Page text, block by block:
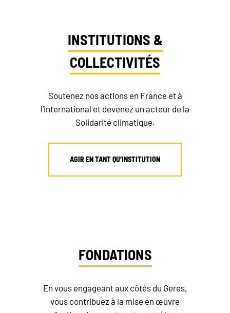
INSTITUTIONS &
COLLECTIVITÉS
Soutenez nos actions en France et à
l’international et devenez un acteur de la
Solidarité climatique.
AGIR EN TANT QU’INSTITUTION
FONDATIONS
En vous engageant aux côtés du Geres,
vous contribuez à la mise en œuvre